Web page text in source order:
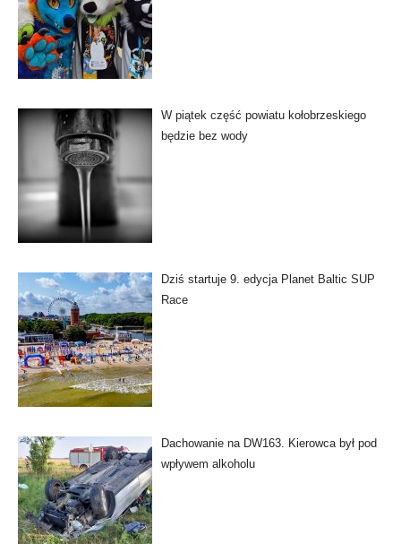
W piątek część powiatu kołobrzeskiego
będzie bez wody
Dziś startuje 9. edycja Planet Baltic SUP
Race
Dachowanie na DW163. Kierowca był pod
wpływem alkoholu